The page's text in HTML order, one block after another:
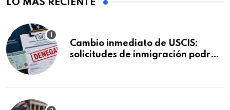
LO MÁS RECIENTE
Cambio inmediato de USCIS:
solicitudes de inmigración podrán